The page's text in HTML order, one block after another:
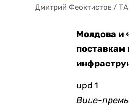
Дмитрий Феоктистов /
Молдова и
поставкам
upd 1
Вице-